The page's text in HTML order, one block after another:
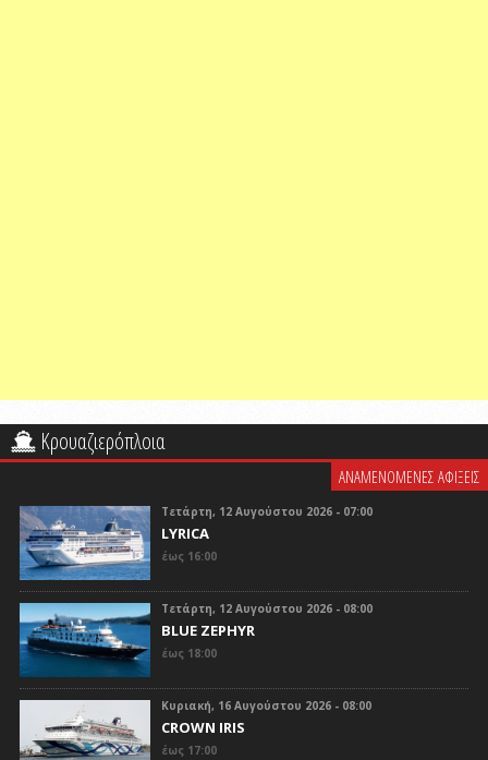
Κρουαζιερόπλοια
ΑΝΑΜΕΝΟΜΕΝΕΣ ΑΦΙΞΕΙΣ
Τετάρτη, 12 Αυγούστου 2026 - 07:00
LYRICA
έως 16:00
Τετάρτη, 12 Αυγούστου 2026 - 08:00
BLUE ZEPHYR
έως 18:00
Κυριακή, 16 Αυγούστου 2026 - 08:00
CROWN IRIS
έως 17:00